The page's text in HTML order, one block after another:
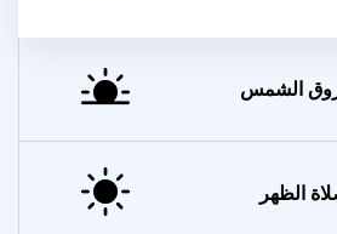
الشمس
الظهر